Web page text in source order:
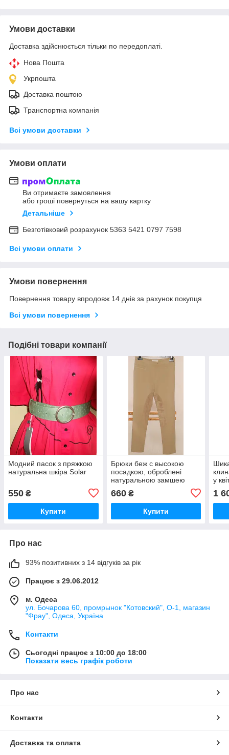
Умови доставки
Доставка здійснюється тільки по передоплаті.
Нова Пошта
Укрпошта
Доставка поштою
Транспортна компанія
Всі умови доставки
Умови оплати
Ви отримаєте замовлення
або гроші повернуться на вашу картку
Детальніше
Безготівковий розрахунок 5363 5421 0797 7598
Всі умови оплати
Умови повернення
Повернення товару впродовж 14 днів за рахунок покупця
Всі умови повернення
Подібні товари компанії
Модний пасок з пряжкою
натуральна шкіра Solar
550 ₴
Купити
Брюки беж с высокою
посадкою, оброблені
натуральною замшею
660₴
Купити
у
1
Про нас
93% позитивних з 14 відгуків за рік
Працює з 29.06.2012
м. Одеса
ул. Бочарова 60, промрынок "Котовский", О-1, магазин
"Фрау", Одеса, Україна
Контакти
Сьогодні працює з 10:00 до 18:00
Показати весь графік роботи
Про нас
Контакти
Доставка та оплата